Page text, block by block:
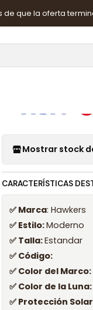
de que la oferta
Lentes de Sol
Lentes de
Mostrar stock
CARACTERÍSTICAS
✅ Marca: Hawkers
✅ Estilo:Moderno
✅ Talla:Estandar
✅ Código:
✅ Color del Marco:
✅ Color de la Luna:
✅ Protección Solar